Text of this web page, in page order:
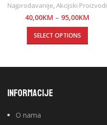
Najprodavanije Akcijski Proizvodi
40,00KM – 95,00KM
SELECT OPTIONS
INFORMACIJE
O nama